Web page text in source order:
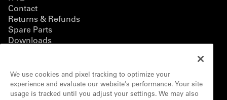
Contact
Returns & Refunds
Spare Parts
Downloads
BUSINESS
Business Solutions
Contact Form
We use cookies and pixel tracking to optimize your
experience and evaluate our website’s performance. Your site
usage is tracked until you adjust your settings. We may also